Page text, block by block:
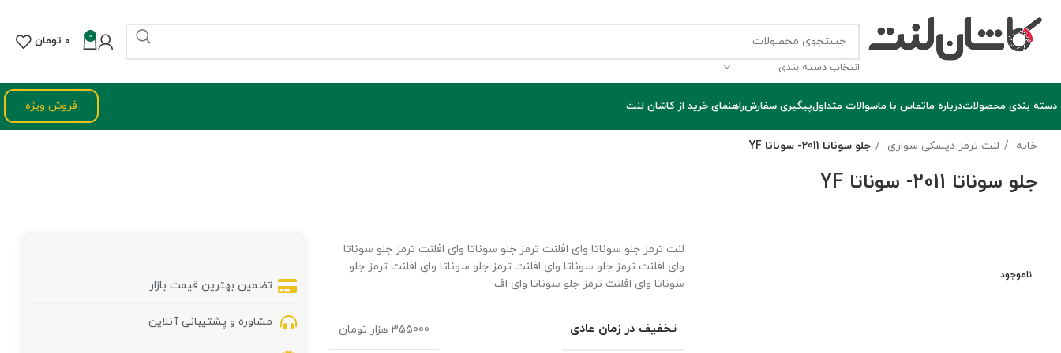
انتخاب دسته بندی
0
0 تومان
دسته بندی محصولاتدرباره ماتماس با ماسوالات متداولپیگیری سفارشراهنمای خرید از کاشان لنت فروش ویژه
خانه لنت ترمز دیسکی سواری جلو سوناتا 2011- سوناتا YF
جلو سوناتا 2011- سوناتا YF
ناموجود
لنت ترمز جلو سوناتا وای افلنت ترمز جلو سوناتا وای افلنت ترمز جلو سوناتا
وای افلنت ترمز جلو سوناتا وای افلنت ترمز جلو سوناتا وای افلنت ترمز جلو
سوناتا وای افلنت ترمز جلو سوناتا وای اف
تخفیف در زمان عادی 355000 هزار تومان
تضمین بهترین قیمت بازار
مشاوره و پشتیبانی آنلاین